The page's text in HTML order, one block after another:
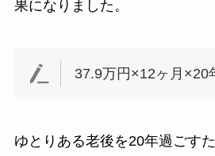
果になりました。
37.9万円×12ヶ月×20
ゆとりある老後を20年過ごす